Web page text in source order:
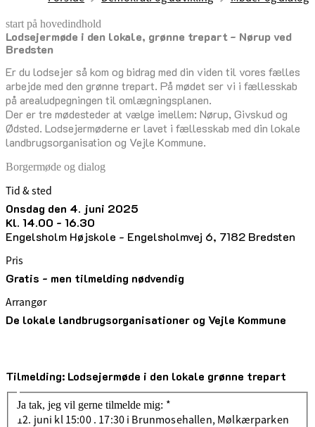
start på hovedindhold
Lodsejermøde i den lokale, grønne trepart - Nørup ved
Bredsten
Er du lodsejer så kom og bidrag med din viden til vores fælles
arbejde med den grønne trepart. På mødet ser vi i fællesskab
på arealudpegningen til omlægningsplanen.
Der er tre mødesteder at vælge imellem: Nørup, Givskud og
Ødsted. Lodsejermøderne er lavet i fællesskab med din lokale
landbrugsorganisation og Vejle Kommune.
senest opdateret 15. maj 2025
Borgermøde og dialog
Tid & sted
onsdag den 4. juni 2025
kl. 14.00 - 16.30
Engelsholm Højskole - Engelsholmvej 6, 7182 Bredsten
Pris
Gratis - men tilmelding nødvendig
Arrangør
De lokale landbrugsorganisationer og Vejle Kommune
Tilmelding: Lodsejermøde i den lokale grønne trepart
Ja tak, jeg vil gerne tilmelde mig: *
12. juni kl 15:00 . 17:30 i Brunmosehallen, Mølkærparken